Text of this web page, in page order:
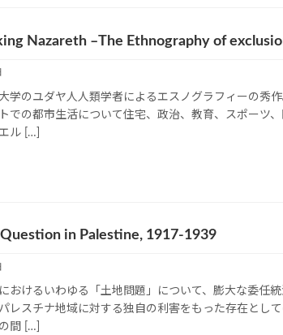
Nazareth –The Ethnography of
学のユダヤ人人類学者によるエスノグラフィーの秀
での都市生活について住宅、政治、教育、スポーツ
ル […]
in Palestine, 1917-1939
おけるいわゆる「土地問題」について、膨大な委任
レスチナ地域に対する独自の利害をもった存在とし
間 […]